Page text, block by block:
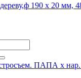
190 х 20 мм,